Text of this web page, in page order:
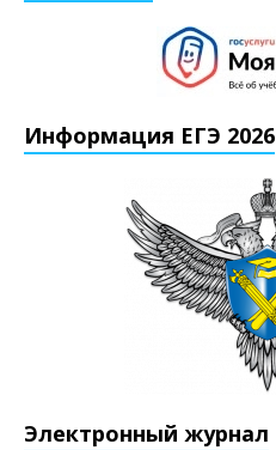
Информация ЕГЭ 2026
Электронный журнал